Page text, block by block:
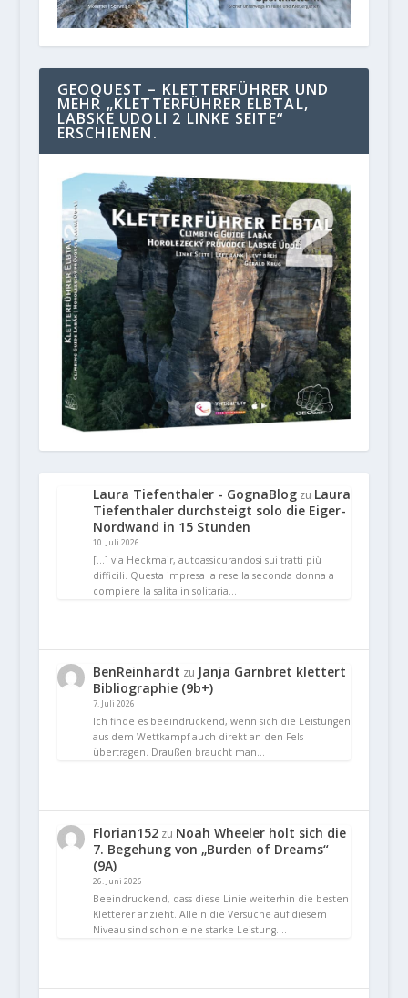
GEOQUEST – KLETTERFÜHRER UND
MEHR „KLETTERFÜHRER ELBTAL,
LABSKE UDOLI 2 LINKE SEITE“
ERSCHIENEN.
Laura Tiefenthaler - GognaBlogzu Laura
Tiefenthaler durchsteigt solo die Eiger-
Nordwand in 15 Stunden
10. Juli 2026
[…] via Heckmair, autoassicurandosi sui tratti più
difficili. Questa impresa la rese la seconda donna a
compiere la salita in solitaria…
BenReinhardt zu Janja Garnbret klettert
Bibliographie (9b+)
7. Juli 2026
Ich finde es beeindruckend, wenn sich die Leistungen
aus dem Wettkampf auch direkt an den Fels
übertragen. Draußen braucht man…
Florian152zu Noah Wheeler holt sich die
7. Begehung von „Burden of Dreams“
(9A)
26. Juni 2026
Beeindruckend, dass diese Linie weiterhin die besten
Kletterer anzieht. Allein die Versuche auf diesem
Niveau sind schon eine starke Leistung.…